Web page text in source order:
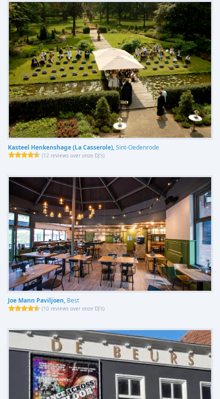
Kasteel Henkenshage (La Casserole),Sint-Oedenrode
(12 reviews over onze DJ's)
Joe Mann Paviljoen, Best
(10 reviews over onze DJ's)